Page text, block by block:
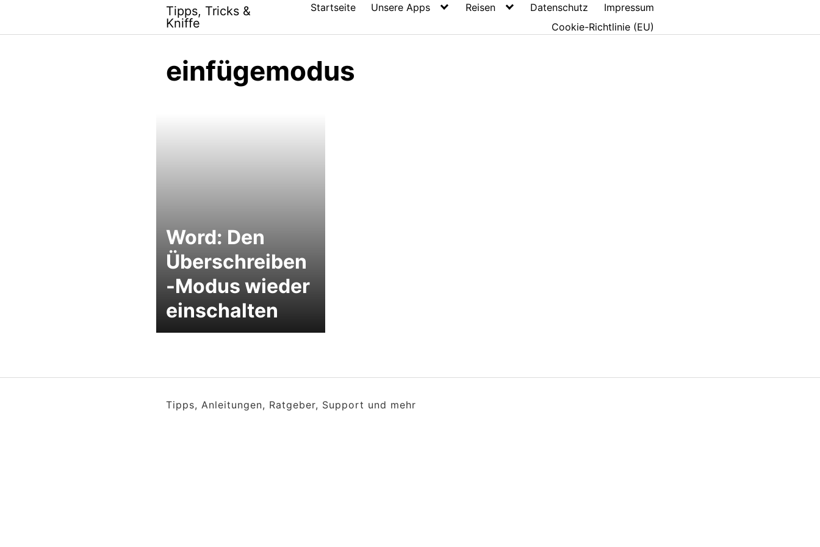
content
Tipps, Tricks &
Kniffe
Startseite Unsere Apps Reisen Datenschutz
Impressum
Cookie-Richtlinie (EU)
einfügemodus
Word: Den
Überschreiben
-Modus wieder
einschalten
Tipps, Anleitungen, Ratgeber, Support und mehr